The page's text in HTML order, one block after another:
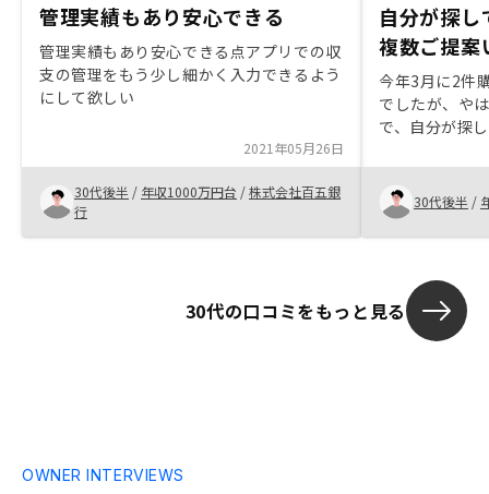
管理実績もあり安心できる
管理実績もあり安心できる点アプリでの収
支の管理をもう少し細かく入力できるよう
にして欲しい
2021年05月26日
30代後半 / 年収1000万円台 /株式会社百五銀
行
自分が探
複数ご提案
今年3月に2件
でしたが、や
で、自分が探
も営業担当の
件を明示いた
ながりました。
30代後半 /
30代の口コミをもっと見る
OWNER INTERVIEWS